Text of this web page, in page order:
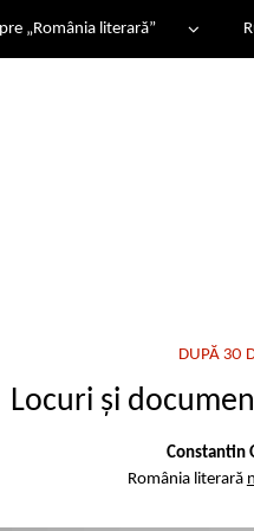
„România literară”
DUPĂ 30
Locuri și
Constantin
România literară